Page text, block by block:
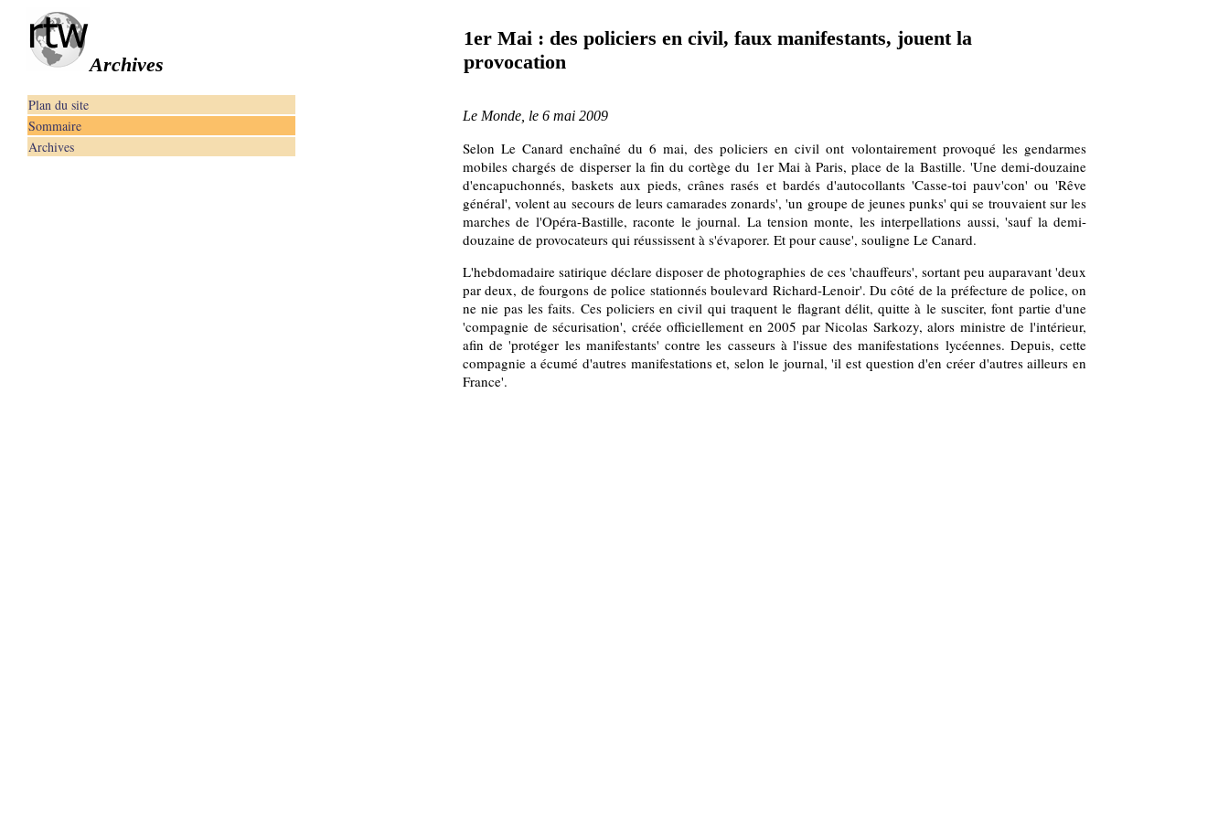
Archives
Plan du site
Sommaire
Archives
1er Mai : des policiers en civil, faux manifestants, jouent la
provocation
Le Monde, le 6 mai 2009
Selon Le Canard enchaîné du 6 mai, des policiers en civil ont volontairement provoqué les gendarmes
mobiles chargés de disperser la fin du cortège du 1er Mai à Paris, place de la Bastille. 'Une demi-douzaine
d'encapuchonnés, baskets aux pieds, crânes rasés et bardés d'autocollants 'Casse-toi pauv'con' ou 'Rêve
général', volent au secours de leurs camarades zonards', 'un groupe de jeunes punks' qui se trouvaient sur les
marches de l'Opéra-Bastille, raconte le journal. La tension monte, les interpellations aussi, 'sauf la demi-
douzaine de provocateurs qui réussissent à s'évaporer. Et pour cause', souligne Le Canard.
L'hebdomadaire satirique déclare disposer de photographies de ces 'chauffeurs', sortant peu auparavant 'deux
par deux, de fourgons de police stationnés boulevard Richard-Lenoir'. Du côté de la préfecture de police, on
ne nie pas les faits. Ces policiers en civil qui traquent le flagrant délit, quitte à le susciter, font partie d'une
'compagnie de sécurisation', créée officiellement en 2005 par Nicolas Sarkozy, alors ministre de l'intérieur,
afin de 'protéger les manifestants' contre les casseurs à l'issue des manifestations lycéennes. Depuis, cette
compagnie a écumé d'autres manifestations et, selon le journal, 'il est question d'en créer d'autres ailleurs en
France'.